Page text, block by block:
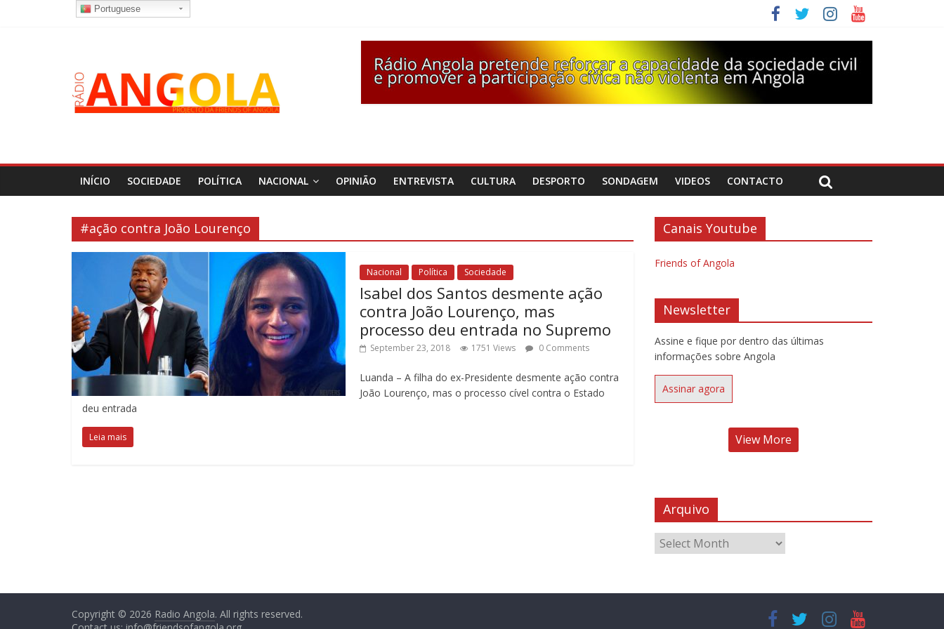
INÍCIO SOCIEDADE POLÍTICA NACIONAL OPINIÃO ENTREVISTA CULTURA DESPORTO SONDAGEM VIDEOS CONTACTO
#ação contra João Lourenço
Nacional Política Sociedade
Isabel dos Santos desmente ação
contra João Lourenço, mas
processo deu entrada no Supremo
September 23, 2018 1751 Views 0 Comments
Luanda – A filha do ex-Presidente desmente ação contra
João Lourenço, mas o processo cível contra o Estado
deu entrada
Leia mais
Canais Youtube
Friends of Angola
Newsletter
Assine e fique por dentro das últimas
informações sobre Angola
Assinar agora
View More
Arquivo
Copyright © 2026 Radio Angola. All rights reserved.
Portuguese